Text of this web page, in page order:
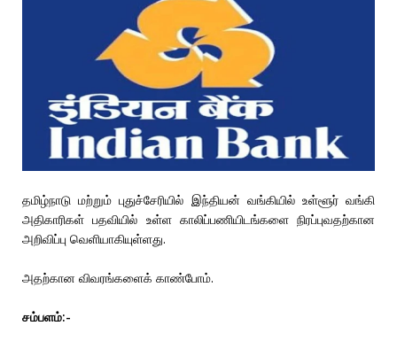
தமிழ்நாடு மற்றும் புதுச்சேரியில் இந்தியன் வங்கியில் உள்ளூர் வங்கி
அதிகாரிகள் பதவியில் உள்ள காலிப்பணியிடங்களை நிரப்புவதற்கான
அறிவிப்பு வெளியாகியுள்ளது.
அதற்கான விவரங்களைக் காண்போம்.
சம்பளம்:-